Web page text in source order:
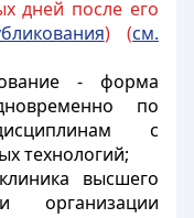
дней после его
) (см.
- форма
по
с
технологий;
высшего
организации